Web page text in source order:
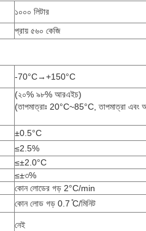
১০০০ লিটার
প্রায় ৫৬০ কেজি
-70°C→+150°C
(২০% ৯৮% আরএইচ)
(তাপমাত্রাঃ 20°C~85°C, তাপমাত্রা এবং
±0.5°C
≤2.5%
≤±2.0°C
≤±৩%
কোন লোডের গড় 2°C/min
কোন লোড গড় 0.7 ̊C/মিনিট
নেই